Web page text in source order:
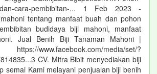
dan-cara-pembibitan-... 1 Feb 2023 -
tentang manfaat buah dan pohon
budidaya biji mahoni, manfaat
Jual Benih Biji Tanaman Mahoni |
www.facebook.com/media/set/?
CV. Mitra Bibit menyediakan biji
semai Kami melayani penjualan biji benih